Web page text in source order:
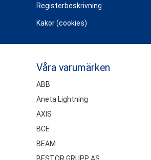
Registerbeskrivning
Kakor (cookies)
Våra varumärken
ABB
Aneta Lightning
AXIS
BCE
BEAM
BESTOR GRUPP AS